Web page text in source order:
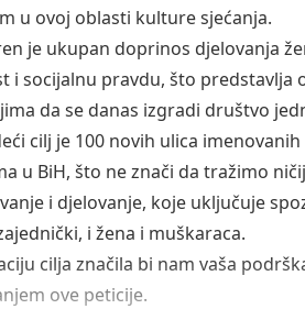
u ovoj oblasti kulture sjećanja.
je ukupan doprinos djelovanja
i socijalnu pravdu, što predstavlja
da se danas izgradi društvo
cilj je 100 novih ulica
u BiH, što ne znači da tražimo
i djelovanje, koje uključuje
i žena i muškaraca.
cilja značila bi nam vaša
ove peticije.